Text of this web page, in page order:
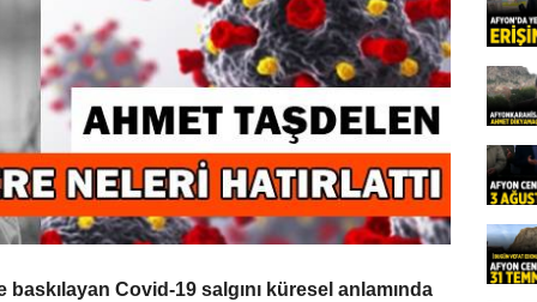
baskılayan Covid-19 salgını küresel anlamında